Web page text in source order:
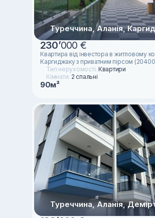
Туреччина, Аланія,
230’000 €
Квартира від інвестора в житловому
Каргиджаку з приватним пірсом
Тип нерухомості: Квартири
Кімнати: 2 спальні
90м²
Туреччина, Аланія,